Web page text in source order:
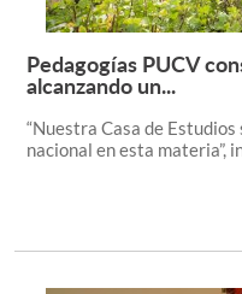
Pedagogías PUCV
alcanzando un...
“Nuestra Casa de
nacional en esta materia”,